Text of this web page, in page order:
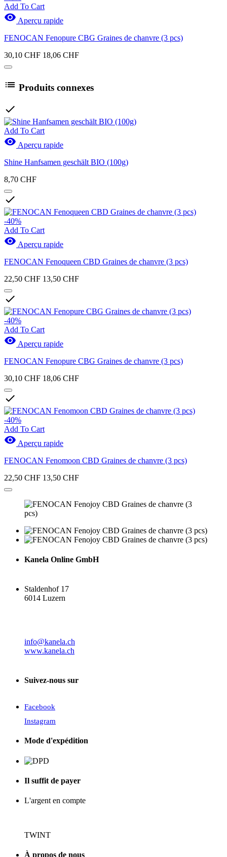
Add To Cart
 Aperçu rapide
FENOCAN Fenopure CBG Graines de chanvre (3 pcs)
30,10 CHF 18,06 CHF
 Produits connexes

Add To Cart
 Aperçu rapide
Shine Hanfsamen geschält BIO (100g)
8,70 CHF

-40%
Add To Cart
 Aperçu rapide
FENOCAN Fenoqueen CBD Graines de chanvre (3 pcs)
22,50 CHF 13,50 CHF

-40%
Add To Cart
 Aperçu rapide
FENOCAN Fenopure CBG Graines de chanvre (3 pcs)
30,10 CHF 18,06 CHF

-40%
Add To Cart
 Aperçu rapide
FENOCAN Fenomoon CBD Graines de chanvre (3 pcs)
22,50 CHF 13,50 CHF
Kanela Online GmbH
Staldenhof 17
6014 Luzern
info@kanela.ch
www.kanela.ch
Suivez-nous sur
Facebook
Instagram
Mode d'expédition
Il suffit de payer
L'argent en compte
TWINT
À propos de nous